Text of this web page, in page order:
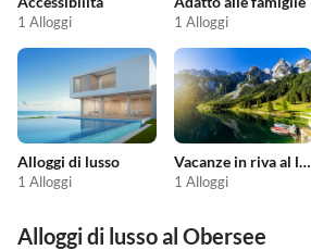
1 Alloggi 1 Alloggi
Alloggi di lusso
1 Alloggi
Vacanze in riva al lago
1 Alloggi
Alloggi di lusso al Obersee